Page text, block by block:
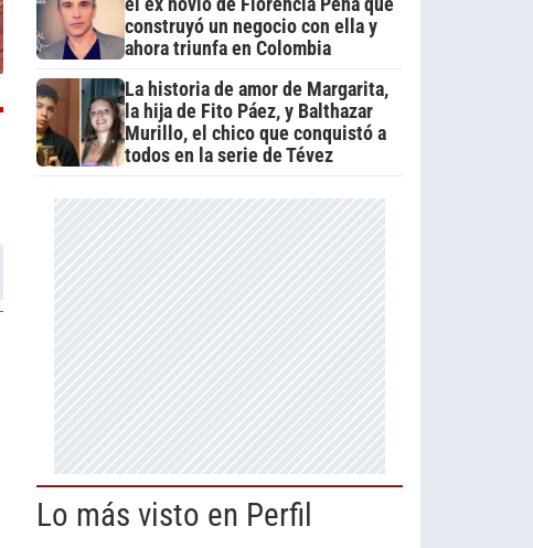
construyó un negocio con ella y
ahora triunfa en Colombia
La historia de amor de Margarita,
la hija de Fito Páez, y Balthazar
Murillo, el chico que conquistó a
todos en la serie de Tévez
Lo más visto en Perfil